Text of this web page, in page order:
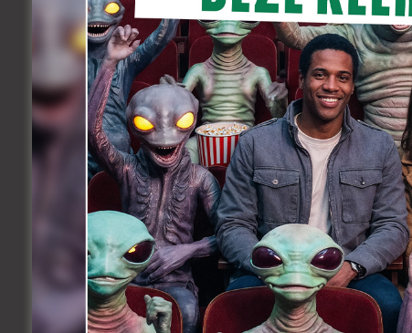
vrijwilliger bij les Magrittes du Cinéma
Gedurende al die tijd dat ik daar werk,
Na hun nominatie voorBlackwas ik
betreden. Dat ik nu zoveel jaar later de
ongelooflijk”, zegt Abdel.
Het regisseursduo Fallah en El Arbi
digitale content creatorHakim Chatar
Benali. Ook Yassine en Hakim geven
Abdel de overduidelijke winnaar was.
unieke manier gebracht door humor en
Abdel iemand die met het juiste duwtje
dan ook de kans geven om verder te
Aan de wedstrijd was normaal ook
corona. “Ik denk dat we in oktober een
in de toekomst ook op Europees
bereiken die een verhaal willen
hen vanuit Point Of U een alternatieve
Mathias Sourbron.